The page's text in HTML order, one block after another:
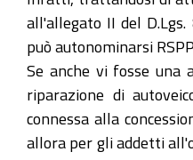
all'allegato II del
può autonominarsi
Se anche vi fosse una
riparazione di
connessa alla
allora per gli addetti